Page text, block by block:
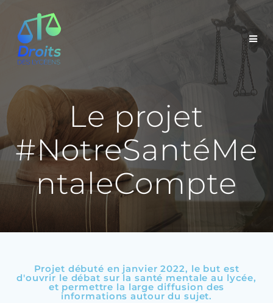
Le projet
#NotreSantéMe
ntaleCompte
Projet débuté en janvier 2022, le but est
d'ouvrir le débat sur la santé mentale au lycée,
et permettre la large diffusion des
informations autour du sujet.